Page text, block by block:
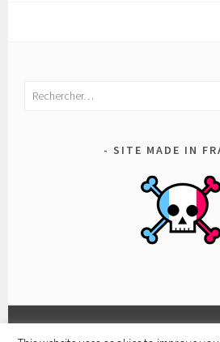
Rechercher :
SITE MADE IN